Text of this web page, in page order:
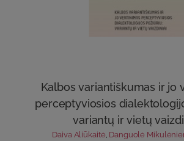
Kalbos variantiškumas ir jo
perceptyviosios
variantų ir vietų
Daiva Aliūkaitė Danguolė